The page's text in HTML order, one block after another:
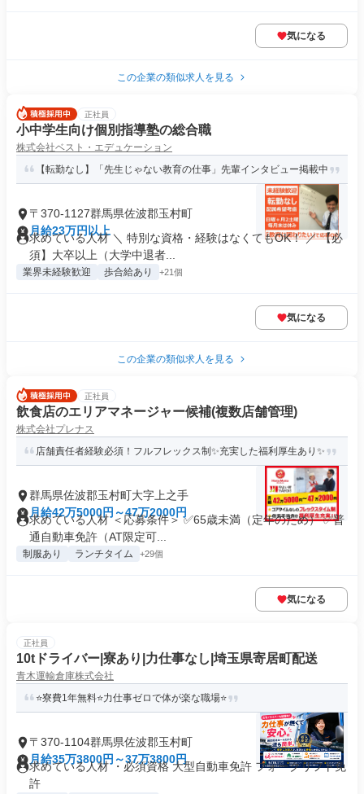
気になる
この企業の類似求人を見る
正社員
小中学生向け個別指導塾の総合職
株式会社ベスト・エデュケーション
【転勤なし】「先生じゃない教育の仕事」先輩インタビュー掲載中
〒370-1127群馬県佐波郡玉村町
月給23万円以上
求めている人材 ＼ 特別な資格・経験はなくてもOK！ ／ 【必
須】大卒以上（大学中退者...
業界未経験歓迎 歩合給あり +21個
気になる
この企業の類似求人を見る
正社員
飲食店のエリアマネージャー候補(複数店舗管理)
株式会社プレナス
店舗責任者経験必須！フルフレックス制✨充実した福利厚生あり✨
群馬県佐波郡玉村町大字上之手
月給42万5000円～47万2000円
求めている人材 ＜応募条件＞ ✅65歳未満（定年のため） ✅普
通自動車免許（AT限定可...
制服あり ランチタイム +29個
気になる
正社員
10tドライバー|寮あり|力仕事なし|埼玉県寄居町配送
青木運輸倉庫株式会社
⭐️寮費1年無料⭐️力仕事ゼロで体が楽な職場⭐️
〒370-1104群馬県佐波郡玉村町
月給35万3800円～37万3800円
求めている人材 ・必須資格 大型自動車免許 フォークリフト免
許